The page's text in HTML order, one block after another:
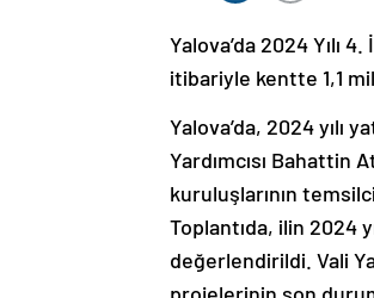
Yalova’da 2024 Yılı
itibariyle kentte 1,1
Yalova’da, 2024 yılı
Yardımcısı Bahattin
kuruluşlarının
Toplantıda, ilin 2024
değerlendirildi. Vali